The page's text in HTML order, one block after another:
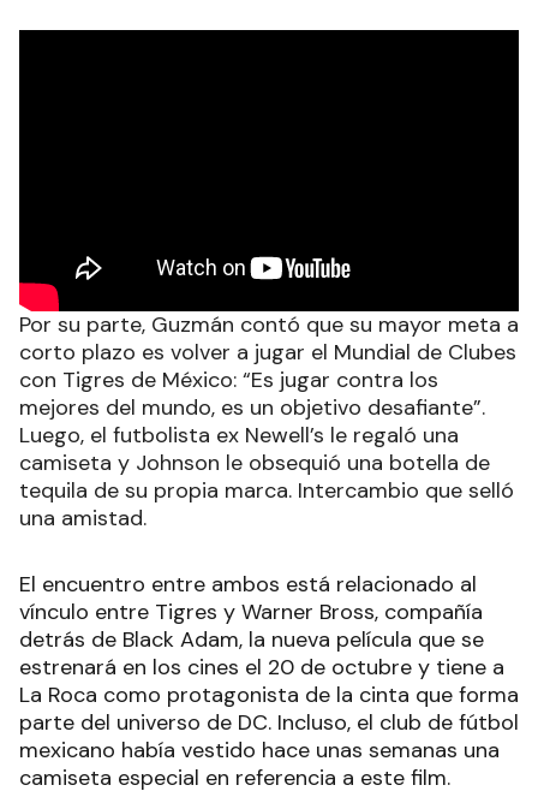
Por su parte, Guzmán contó que su mayor meta a
corto plazo es volver a jugar el Mundial de Clubes
con Tigres de México: “Es jugar contra los
mejores del mundo, es un objetivo desafiante”.
Luego, el futbolista ex Newell’s le regaló una
camiseta y Johnson le obsequió una botella de
tequila de su propia marca. Intercambio que selló
una amistad.
El encuentro entre ambos está relacionado al
vínculo entre Tigres y Warner Bross, compañía
detrás de Black Adam, la nueva película que se
estrenará en los cines el 20 de octubre y tiene a
La Roca como protagonista de la cinta que forma
parte del universo de DC. Incluso, el club de fútbol
mexicano había vestido hace unas semanas una
camiseta especial en referencia a este film.